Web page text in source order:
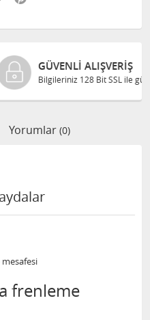
ALIŞVERIŞ
Bit SSL ile güvende
Yorumlar (0)
frenleme